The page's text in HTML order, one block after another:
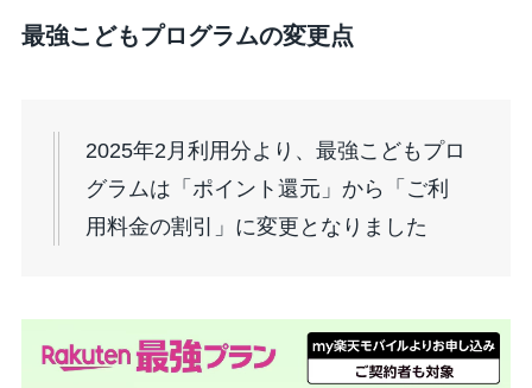
最強こどもプログラムの変更点
2025年2月利用分より、最強こどもプロ
グラムは「ポイント還元」から「ご利
用料金の割引」に変更となりました